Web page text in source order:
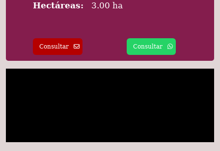
Hectáreas: 3.00 ha
Consultar Consultar